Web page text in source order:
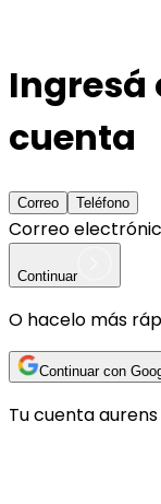
Ingresá
cuenta
Correo Teléfono
Correo
Continuar
O hacelo más
Continuar con
Tu cuentaaurens